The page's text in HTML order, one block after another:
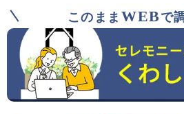
このまま WEB で